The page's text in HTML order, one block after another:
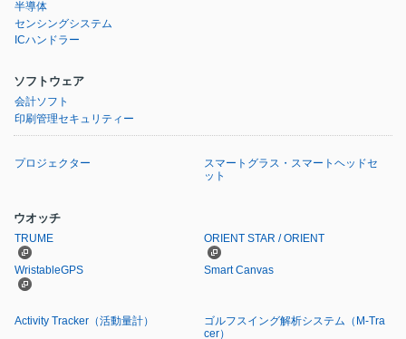
半導体
センシングシステム
ICハンドラー
ソフトウェア
会計ソフト
印刷管理セキュリティー
プロジェクター
スマートグラス・スマートヘッドセ
ット
ウオッチ
TRUME ORIENT STAR / ORIENT
WristableGPS Smart Canvas
Activity Tracker（活動量計） ゴルフスイング解析システム （M-Tra
cer）